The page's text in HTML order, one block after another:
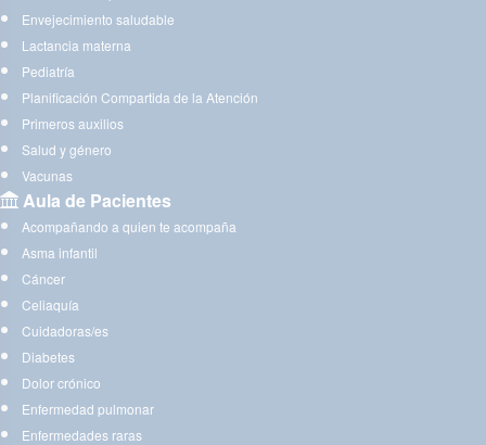
Envejecimiento saludable
Lactancia materna
Pediatría
Planificación Compartida de la Atención
Primeros auxilios
Salud y género
Vacunas
Aula de Pacientes
Acompañando a quien te acompaña
Asma infantil
Cáncer
Celiaquía
Cuidadoras/es
Diabetes
Dolor crónico
Enfermedad pulmonar
Enfermedades raras